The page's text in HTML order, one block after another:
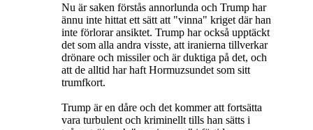
Nu är saken förstås annorlunda och Trump har
ännu inte hittat ett sätt att "vinna" kriget där han
inte förlorar ansiktet. Trump har också upptäckt
det som alla andra visste, att iranierna tillverkar
drönare och missiler och är duktiga på det, och
att de alltid har haft Hormuzsundet som sitt
trumfkort.
Trump är en dåre och det kommer att fortsätta
vara turbulent och kriminellt tills han sätts i